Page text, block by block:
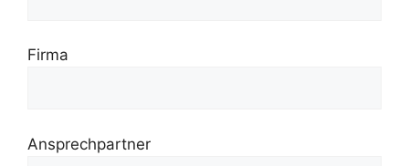
Firma
Ansprechpartner